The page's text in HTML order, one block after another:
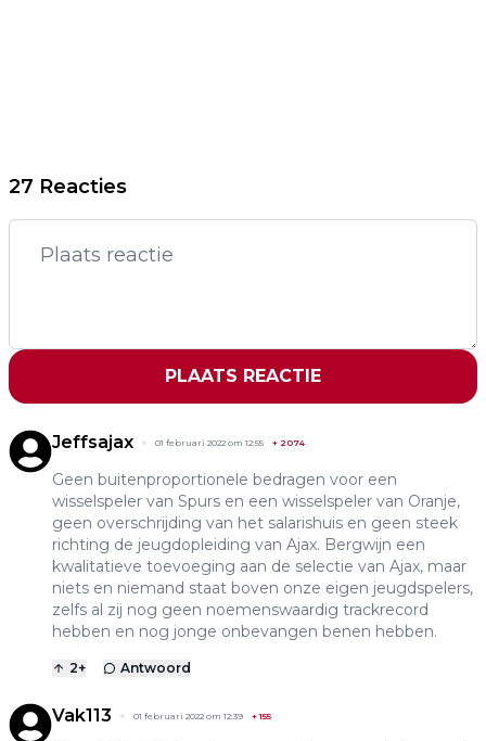
27 Reacties
PLAATS REACTIE
Jeffsajax 01 februari 2022 om 12:55 + 2074
Geen buitenproportionele bedragen voor een
wisselspeler van Spurs en een wisselspeler van Oranje,
geen overschrijding van het salarishuis en geen steek
richting de jeugdopleiding van Ajax. Bergwijn een
kwalitatieve toevoeging aan de selectie van Ajax, maar
niets en niemand staat boven onze eigen jeugdspelers,
zelfs al zij nog geen noemenswaardig trackrecord
hebben en nog jonge onbevangen benen hebben.
2+ Antwoord
Vak113 01 februari 2022 om 12:39 +155